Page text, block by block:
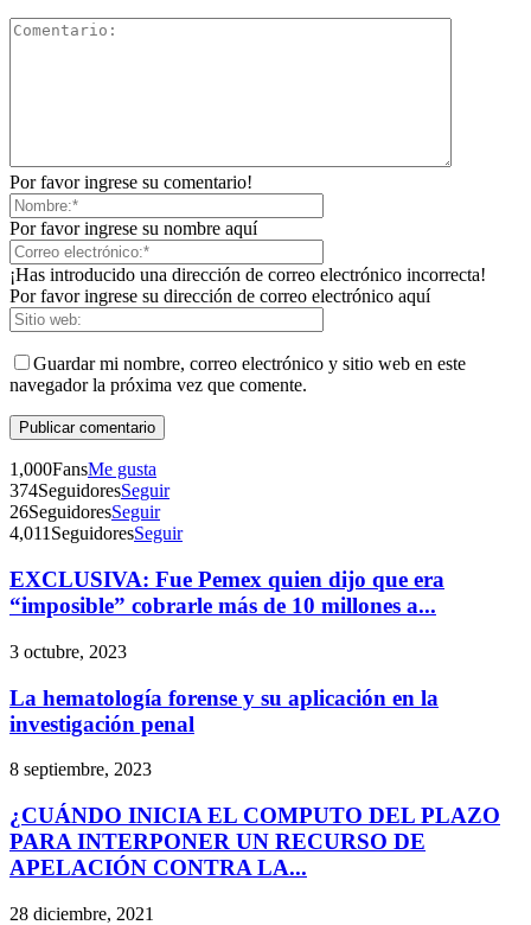
Telegram
Por favor ingrese su comentario!
Por favor ingrese su nombre aquí
¡Has introducido una dirección de correo electrónico incorrecta!
Por favor ingrese su dirección de correo electrónico aquí
Guardar mi nombre, correo electrónico y sitio web en este
navegador la próxima vez que comente.
1,000FansMe gusta
374SeguidoresSeguir
26SeguidoresSeguir
4,011 SeguidoresSeguir
EXCLUSIVA: Fue Pemex quien dijo que era
“imposible” cobrarle más de 10 millones a...
3 octubre, 2023
La hematología forense y su aplicación en la
investigación penal
8 septiembre, 2023
¿CUÁNDO INICIA EL COMPUTO DEL PLAZO
PARA INTERPONER UN RECURSO DE
APELACIÓN CONTRA LA...
28 diciembre, 2021